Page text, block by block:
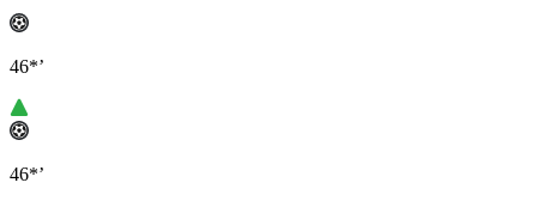
46*’
46*’